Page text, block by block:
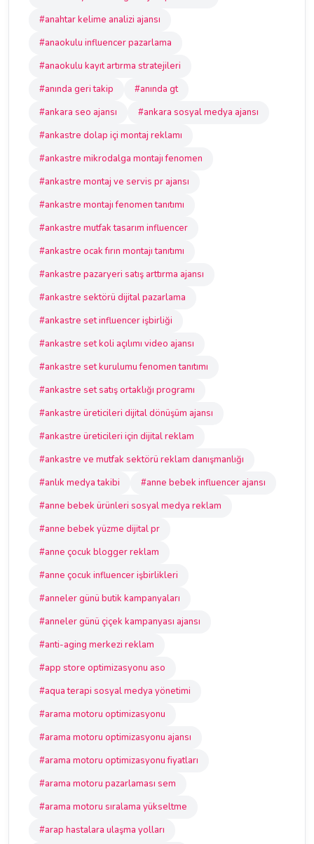
#anahtar kelime analizi ajansı
#anaokulu influencer pazarlama
#anaokulu kayıt artırma stratejileri
#anında geri takip
#anında gt
#ankara seo ajansı
#ankara sosyal medya ajansı
#ankastre dolap içi montaj reklamı
#ankastre mikrodalga montajı fenomen
#ankastre montaj ve servis pr ajansı
#ankastre montajı fenomen tanıtımı
#ankastre mutfak tasarım influencer
#ankastre ocak fırın montajı tanıtımı
#ankastre pazaryeri satış arttırma ajansı
#ankastre sektörü dijital pazarlama
#ankastre set influencer işbirliği
#ankastre set koli açılımı video ajansı
#ankastre set kurulumu fenomen tanıtımı
#ankastre set satış ortaklığı programı
#ankastre üreticileri dijital dönüşüm ajansı
#ankastre üreticileri için dijital reklam
#ankastre ve mutfak sektörü reklam danışmanlığı
#anlık medya takibi
#anne bebek influencer ajansı
#anne bebek ürünleri sosyal medya reklam
#anne bebek yüzme dijital pr
#anne çocuk blogger reklam
#anne çocuk influencer işbirlikleri
#anneler günü butik kampanyaları
#anneler günü çiçek kampanyası ajansı
#anti-aging merkezi reklam
#app store optimizasyonu aso
#aqua terapi sosyal medya yönetimi
#arama motoru optimizasyonu
#arama motoru optimizasyonu ajansı
#arama motoru optimizasyonu fiyatları
#arama motoru pazarlaması sem
#arama motoru sıralama yükseltme
#arap hastalara ulaşma yolları